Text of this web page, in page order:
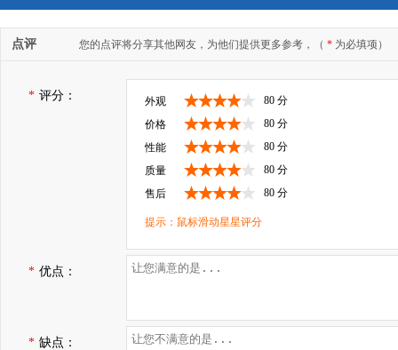
点评 您的点评将分享其他网友，为他们提供更多参考，（ * 为必填项）
* 评分： 外观
80 分
价格
80 分
性能
80 分
质量
80 分
售后
80 分
提示：鼠标滑动星星评分
* 优点：
* 缺点：